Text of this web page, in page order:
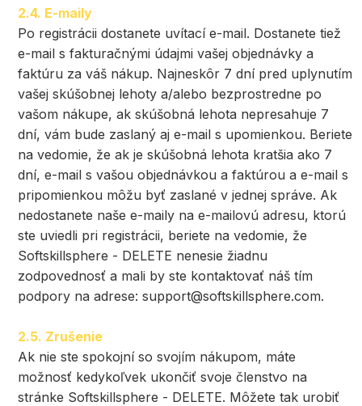
2.4. E-maily
Po registrácii dostanete uvítací e-mail. Dostanete tiež
e-mail s fakturačnými údajmi vašej objednávky a
faktúru za váš nákup. Najneskôr 7 dní pred uplynutím
vašej skúšobnej lehoty a/alebo bezprostredne po
vašom nákupe, ak skúšobná lehota nepresahuje 7
dní, vám bude zaslaný aj e-mail s upomienkou. Beriete
na vedomie, že ak je skúšobná lehota kratšia ako 7
dní, e-mail s vašou objednávkou a faktúrou a e-mail s
pripomienkou môžu byť zaslané v jednej správe. Ak
nedostanete naše e-maily na e-mailovú adresu, ktorú
ste uviedli pri registrácii, beriete na vedomie, že
Softskillsphere - DELETE nenesie žiadnu
zodpovednosť a mali by ste kontaktovať náš tím
podpory na adrese: support@softskillsphere.com.
2.5. Zrušenie
Ak nie ste spokojní so svojím nákupom, máte
možnosť kedykoľvek ukončiť svoje členstvo na
stránke Softskillsphere - DELETE. Môžete tak urobiť